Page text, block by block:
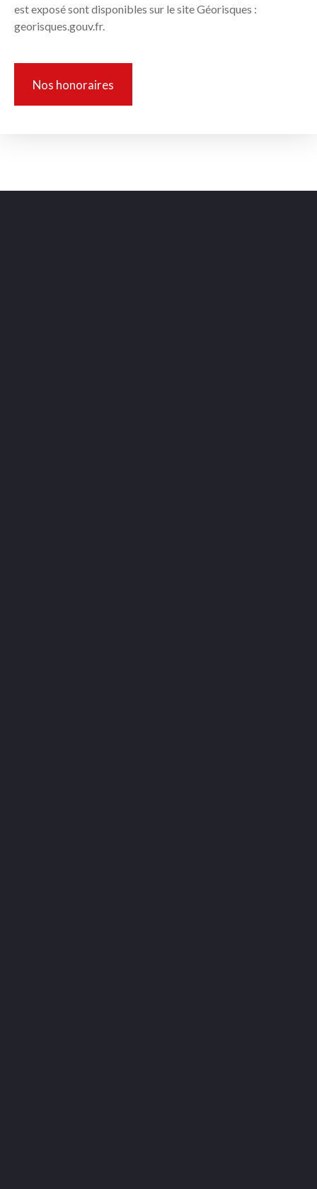
est exposé sont disponibles sur le site Géorisques :
georisques.gouv.fr.
Nos honoraires